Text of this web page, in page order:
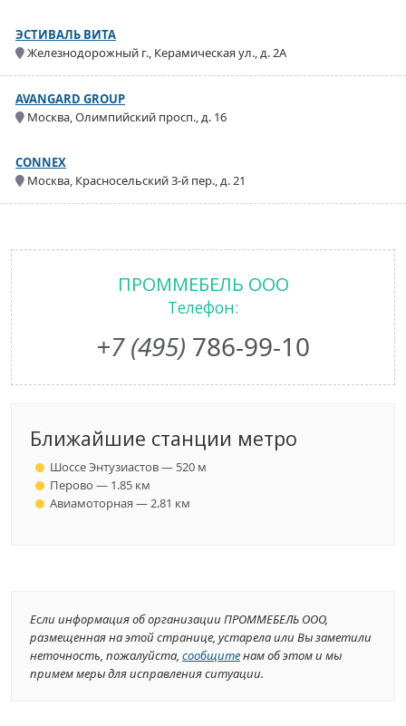
ЭСТИВАЛЬ ВИТА
Железнодорожный г., Керамическая ул., д. 2А
AVANGARD GROUP
Москва, Олимпийский просп., д. 16
CONNEX
Москва, Красносельский 3-й пер., д. 21
ПРОММЕБЕЛЬ ООО
Телефон:
+7 (495) 786-99-10
Ближайшие станции метро
Шоссе Энтузиастов — 520 м
Перово — 1.85 км
Авиамоторная — 2.81 км
Если информация об организации ПРОММЕБЕЛЬ ООО,
размещенная на этой странице, устарела или Вы заметили
неточность, пожалуйста, сообщитенам об этом и мы
примем меры для исправления ситуации.